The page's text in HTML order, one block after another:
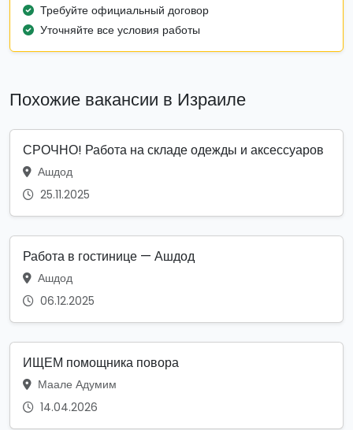
Требуйте официальный договор
Уточняйте все условия работы
Похожие вакансии в Израиле
СРОЧНО! Работа на складе одежды и аксессуаров
Ашдод
25.11.2025
Работа в гостинице — Ашдод
Ашдод
06.12.2025
ИЩЕМ помощника повора
Маале Адумим
14.04.2026